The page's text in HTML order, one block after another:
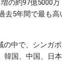
の約97億5000
去5年間で最も高
中で、シンガ
韓国、中国、日